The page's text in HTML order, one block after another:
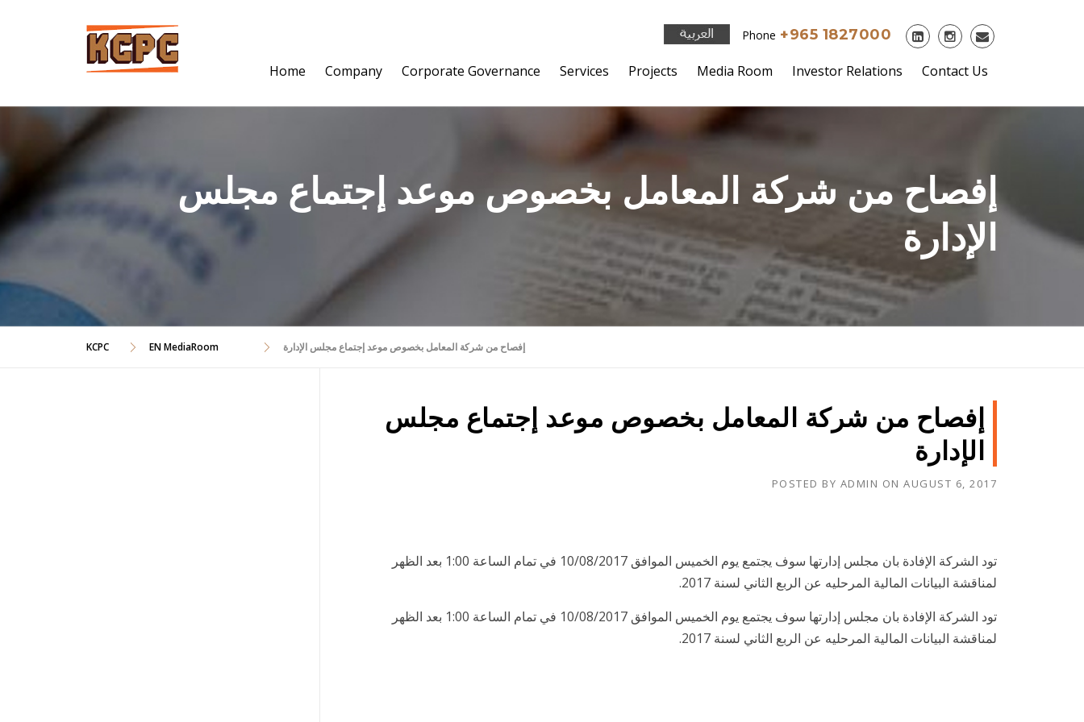
Phone +965 1827000
Home Company Corporate Governance Services Projects Media Room Investor Relations Contact Us
إفصاح من شركة المعامل بخصوص موعد إجتماع مجلس
الإدارة
KCPC EN MediaRoom إفصاح من شركة المعامل بخصوص موعد إجتماع مجلس الإدارة
إفصاح من شركة المعامل بخصوص موعد إجتماع مجلس
الإدارة
POSTED BY ADMIN ON AUGUST 6, 2017
تود الشركة الإفادة بان مجلس إدارتها سوف يجتمع يوم الخميس الموافق 10/08/2017 في تمام الساعة 1:00 بعد الظهر
لمناقشة البيانات المالية المرحليه عن الربع الثاني لسنة 2017.
تود الشركة الإفادة بان مجلس إدارتها سوف يجتمع يوم الخميس الموافق 10/08/2017 في تمام الساعة 1:00 بعد الظهر
لمناقشة البيانات المالية المرحليه عن الربع الثاني لسنة 2017.